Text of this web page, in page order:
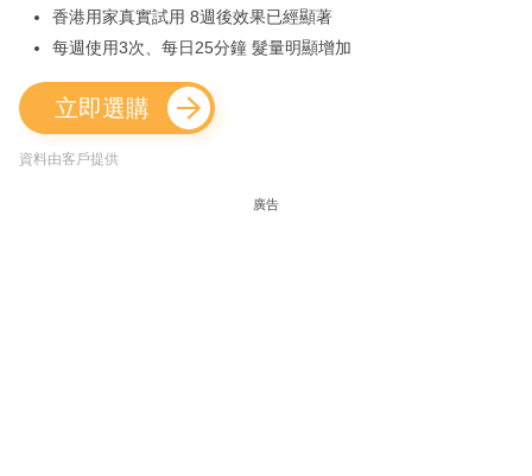
香港用家真實試用 8週後效果已經顯著
每週使用3次、每日25分鐘 髮量明顯增加
立即選購
資料由客戶提供
廣告